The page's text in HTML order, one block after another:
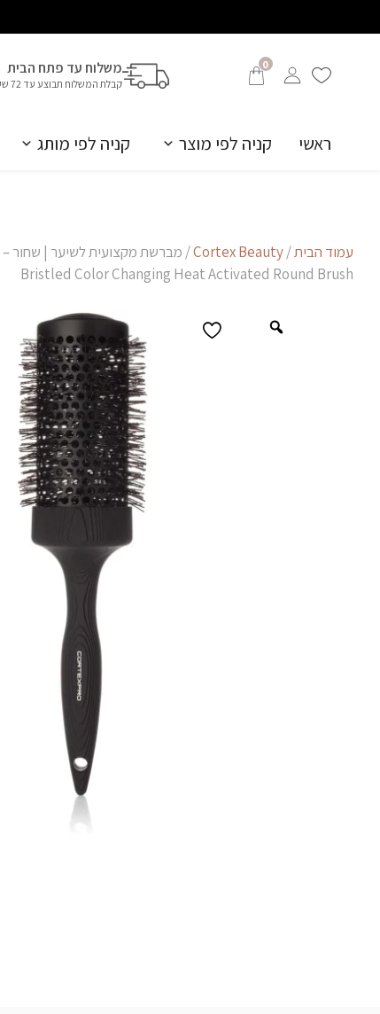
0 משלוח עד פתח הבית
קבלת המשלוח תבוצע עד 72 שעות
ראשי קניה לפי מוצר קניה לפי מותג
עמוד הבית/
Cortex Beauty
Bristled Color Changing Heat Activated Round Brush